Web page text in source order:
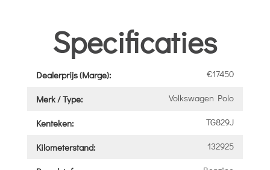
Specificaties
Dealerprijs (Marge): €17450
Merk / Type: Volkswagen Polo
Kenteken: TG829J
Kilometerstand: 132925